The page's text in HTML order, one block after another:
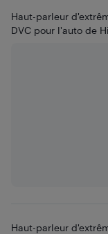
Haut-parleur
DVC pour l'auto de
Haut-parleur